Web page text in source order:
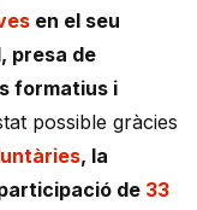
en el seu
presa de
formatius i
possible gràcies
, la
de 33